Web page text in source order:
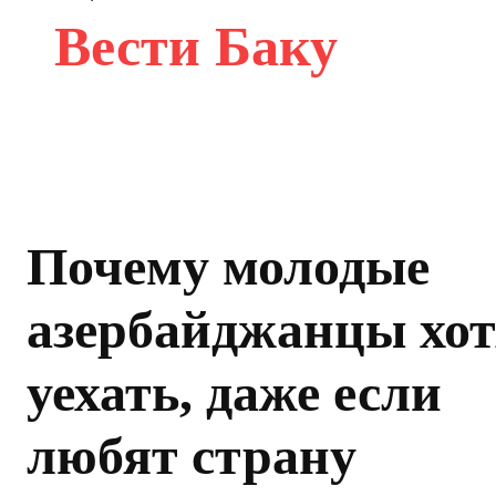
Вести Баку
Почему молодые
азербайджанцы
уехать, даже если
любят страну